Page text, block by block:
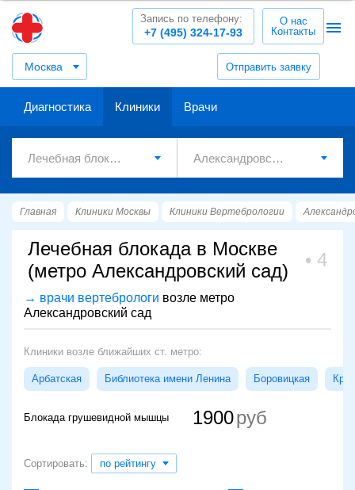
Москва Отправить заявку
+7 (495) 324-17-93
Запись по телефону:
О нас
Контакты
Диагностика Клиники Врачи
Главная Клиники Москвы Клиники Вертебрологии
Лечебная блокада в Москве
(метро Александровский сад)
4
→ врачи вертебрологи возле метро
Александровский сад
Клиники возле ближайших ст. метро:
Арбатская Библиотека имени Ленина Боровицкая
Блокада грушевидной мышцы 1900
Сортировать: по рейтингу